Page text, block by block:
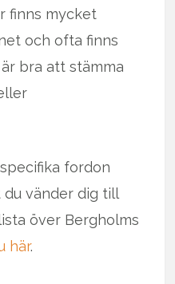
finns mycket
och ofta finns
bra att stämma
fordon
vänder dig till
över Bergholms
här.